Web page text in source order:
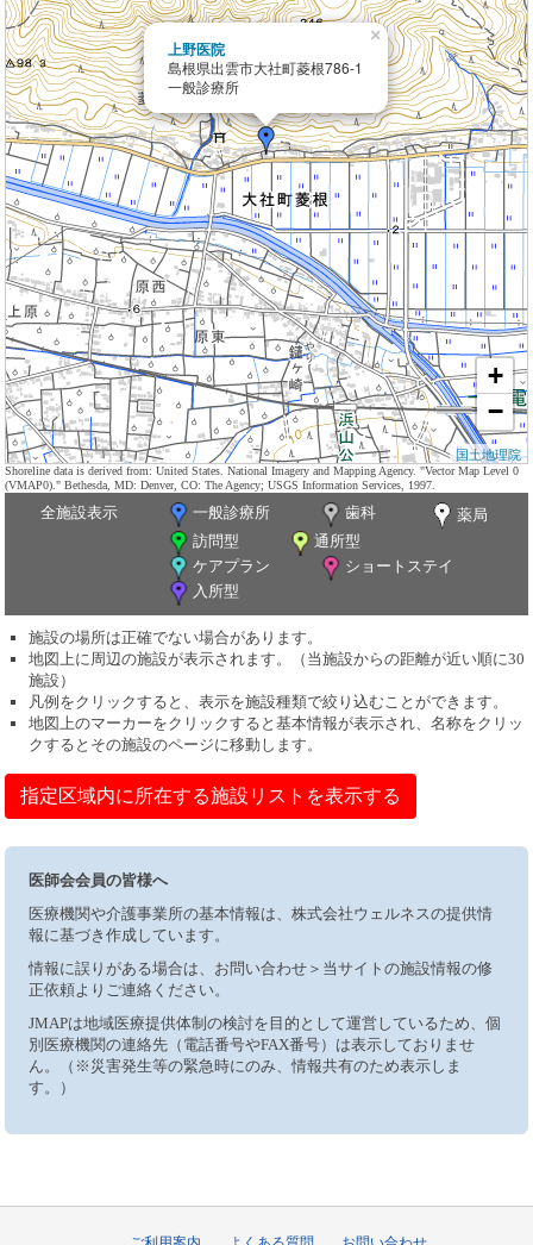
上野医院
島根県出雲市大社町菱根786-1
一般診療所
×
+
−
国土地理院
Shoreline data is derived from: United States. National Imagery and Mapping Agency. "Vector Map Level 0
(VMAP0)." Bethesda, MD: Denver, CO: The Agency; USGS Information Services, 1997.
全施設表示 一般診療所 歯科
薬局
訪問型
通所型
ケアプラン
ショートステイ
入所型
施設の場所は正確でない場合があります。
地図上に周辺の施設が表示されます。（当施設からの距離が近い順に30
施設）
凡例をクリックすると、表示を施設種類で絞り込むことができます。
地図上のマーカーをクリックすると基本情報が表示され、名称をクリッ
クするとその施設のページに移動します。
指定区域内に所在する施設リストを表示する
医師会会員の皆様へ
医療機関や介護事業所の基本情報は、株式会社ウェルネスの提供情
報に基づき作成しています。
情報に誤りがある場合は、お問い合わせ＞当サイトの施設情報の修
正依頼よりご連絡ください。
JMAPは地域医療提供体制の検討を目的として運営しているため、個
別医療機関の連絡先（電話番号やFAX番号）は表示しておりませ
ん。（※災害発生等の緊急時にのみ、情報共有のため表示しま
す。）